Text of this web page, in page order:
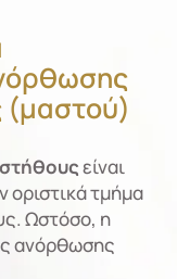
(μαστού)
είναι
οριστικά τμήμα
Ωστόσο, η
ανόρθωσης